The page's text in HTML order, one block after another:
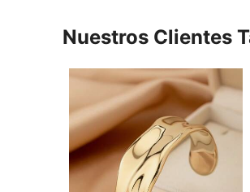
Nuestros Clientes